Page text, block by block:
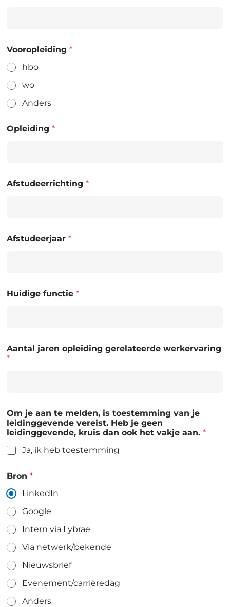
Vooropleiding *
hbo
wo
Anders
Opleiding *
Afstudeerrichting *
Afstudeerjaar *
Huidige functie *
Aantal jaren opleiding gerelateerde werkervaring
*
Om je aan te melden, is toestemming van je
leidinggevende vereist. Heb je geen
leidinggevende, kruis dan ook het vakje aan. *
Ja, ik heb toestemming
Bron *
LinkedIn
Google
Intern via Lybrae
Via netwerk/bekende
Nieuwsbrief
Evenement/carrièredag
Anders